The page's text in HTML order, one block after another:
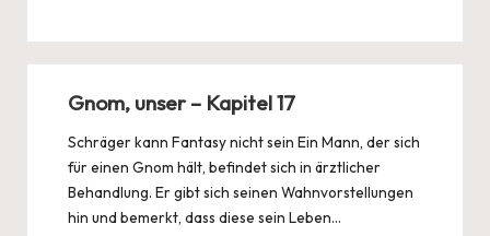
Gnom, unser – Kapitel 17
Schräger kann Fantasy nicht sein Ein Mann, der sich
für einen Gnom hält, befindet sich in ärztlicher
Behandlung. Er gibt sich seinen Wahnvorstellungen
hin und bemerkt, dass diese sein Leben…